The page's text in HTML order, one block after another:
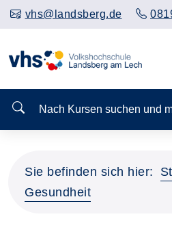
vhs@landsberg.de
Nach Kursen suchen und
Sie befinden sich hier:
Gesundheit